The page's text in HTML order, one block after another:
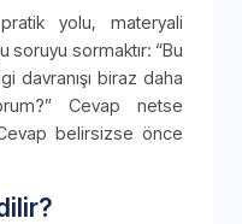
yolu, materyali
soruyu sormaktır: “Bu
davranışı biraz daha
Cevap netse
belirsizse önce